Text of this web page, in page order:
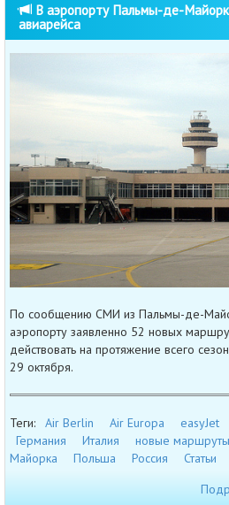
В аэропорту Пальмы-де-
авиарейса
По сообщению СМИ из Пальмы-де-
аэропорту заявленно 52 новых
действовать на протяжение всего
29 октября.
Теги: Air Berlin Air Europa easyJet
Германия
Италия новые маршруты
Майорка
Польша Россия Статьи